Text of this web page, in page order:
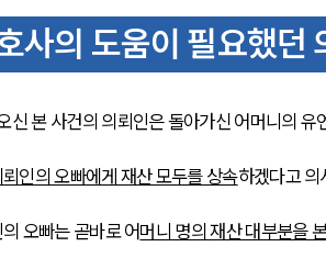
사의 도움이 필요했던
신 본 사건의 의뢰인은 돌아가신 어머니의 유
인의 오빠에게 재산 모두를 상속하겠다고 의
오빠는 곧바로 어머니 명의 재산 대부분을